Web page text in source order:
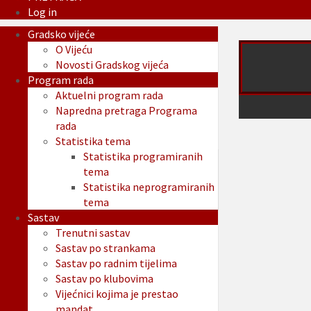
Log in
Gradsko vijeće
O Vijeću
Novosti Gradskog vijeća
Program rada
Aktuelni program rada
Napredna pretraga Programa
rada
Statistika tema
Statistika programiranih
tema
Statistika neprogramiranih
tema
Sastav
Trenutni sastav
Sastav po strankama
Sastav po radnim tijelima
Sastav po klubovima
Vijećnici kojima je prestao